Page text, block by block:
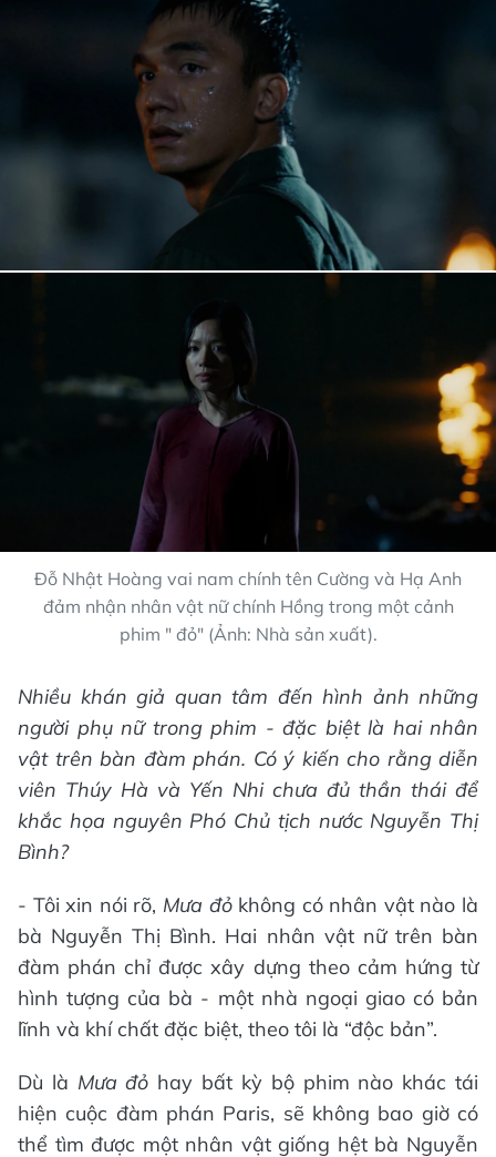
Đỗ Nhật Hoàng vai nam chính tên Cường và Hạ Anh
đảm nhận nhân vật nữ chính Hồng trong một cảnh
phim " đỏ" (Ảnh: Nhà sản xuất).
Nhiều khán giả quan tâm đến hình ảnh những
người phụ nữ trong phim - đặc biệt là hai nhân
vật trên bàn đàm phán. Có ý kiến cho rằng diễn
viên Thúy Hà và Yến Nhi chưa đủ thần thái để
khắc họa nguyên Phó Chủ tịch nước Nguyễn Thị
Bình?
- Tôi xin nói rõ, Mưa đỏkhông có nhân vật nào là
bà Nguyễn Thị Bình. Hai nhân vật nữ trên bàn
đàm phán chỉ được xây dựng theo cảm hứng từ
hình tượng của bà - một nhà ngoại giao có bản
lĩnh và khí chất đặc biệt, theo tôi là “độc bản”.
Dù là Mưa đỏ hay bất kỳ bộ phim nào khác tái
hiện cuộc đàm phán Paris, sẽ không bao giờ có
thể tìm được một nhân vật giống hệt bà Nguyễn